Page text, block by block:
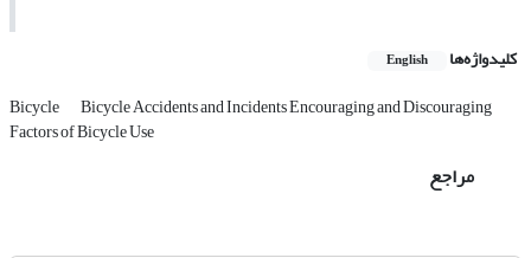
کلیدواژه‌ها English
Bicycle Bicycle Accidents and Incidents Encouraging and Discouraging
Factors of Bicycle Use
مراجع